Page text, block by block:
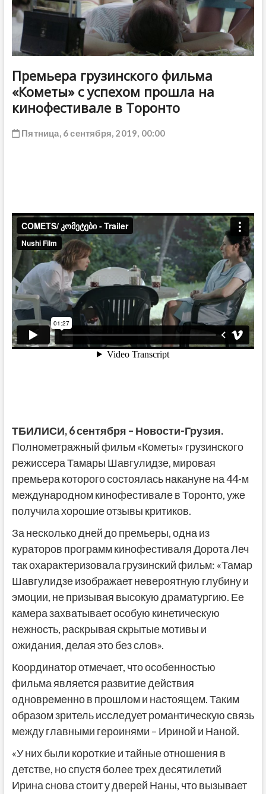
Премьера грузинского фильма
«Кометы» с успехом прошла на
кинофестивале в Торонто
Пятница, 6 сентября, 2019, 00:00
ТБИЛИСИ, 6сентября – Новости-Грузия.
Полнометражный фильм «Кометы» грузинского
режиссера Тамары Шавгулидзе, мировая
премьера которого состоялась накануне на 44-м
международном кинофестивале в Торонто, уже
получила хорошие отзывы критиков.
За несколько дней до премьеры, одна из
кураторов программ кинофестиваля Дорота Леч
так охарактеризовала грузинский фильм: «Тамар
Шавгулидзе изображает невероятную глубину и
эмоции, не призывая высокую драматургию. Ее
камера захватывает особую кинетическую
нежность, раскрывая скрытые мотивы и
ожидания, делая это без слов».
Координатор отмечает, что особенностью
фильма является развитие действия
одновременно в прошлом и настоящем. Таким
образом зритель исследует романтическую связь
между главными героинями – Ириной и Наной.
«У них были короткие и тайные отношения в
детстве, но спустя более трех десятилетий
Ирина снова стоит у дверей Наны, что вызывает